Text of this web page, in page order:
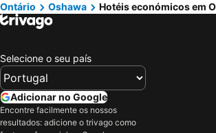
Ontário
Oshawa Hotéis económicos em
Selecione o seu país
Adicionar no Google
Encontre facilmente os nossos
resultados: adicione o trivago como